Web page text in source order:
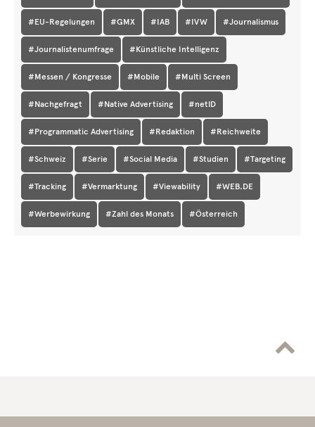
#EU-Regelungen #GMX #IAB #IVW #Journalismus
#Journalistenumfrage #Künstliche Intelligenz
#Messen / Kongresse #Mobile #Multi Screen
#Nachgefragt #Native Advertising #netID
#Programmatic Advertising #Redaktion #Reichweite
#Schweiz #Serie #Social Media #Studien #Targeting
#Tracking #Vermarktung #Viewability #WEB.DE
#Werbewirkung #Zahl des Monats #Österreich
